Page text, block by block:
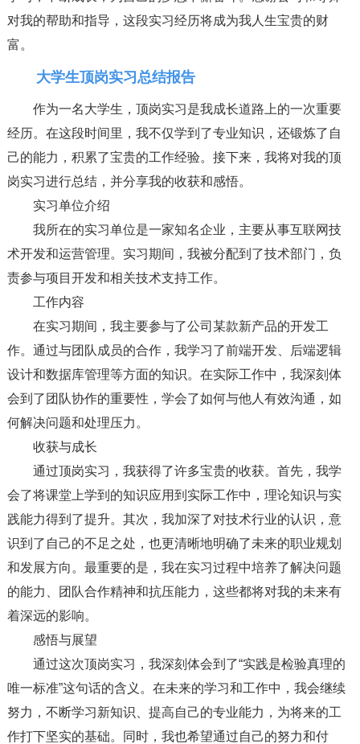
对我的帮助和指导，这段实习经历将成为我人生宝贵的财
富。
大学生顶岗实习总结报告
作为一名大学生，顶岗实习是我成长道路上的一次重要
经历。在这段时间里，我不仅学到了专业知识，还锻炼了自
己的能力，积累了宝贵的工作经验。接下来，我将对我的顶
岗实习进行总结，并分享我的收获和感悟。
实习单位介绍
我所在的实习单位是一家知名企业，主要从事互联网技
术开发和运营管理。实习期间，我被分配到了技术部门，负
责参与项目开发和相关技术支持工作。
工作内容
在实习期间，我主要参与了公司某款新产品的开发工
作。通过与团队成员的合作，我学习了前端开发、后端逻辑
设计和数据库管理等方面的知识。在实际工作中，我深刻体
会到了团队协作的重要性，学会了如何与他人有效沟通，如
何解决问题和处理压力。
收获与成长
通过顶岗实习，我获得了许多宝贵的收获。首先，我学
会了将课堂上学到的知识应用到实际工作中，理论知识与实
践能力得到了提升。其次，我加深了对技术行业的认识，意
识到了自己的不足之处，也更清晰地明确了未来的职业规划
和发展方向。最重要的是，我在实习过程中培养了解决问题
的能力、团队合作精神和抗压能力，这些都将对我的未来有
着深远的影响。
感悟与展望
通过这次顶岗实习，我深刻体会到了“实践是检验真理的
唯一标准”这句话的含义。在未来的学习和工作中，我会继续
努力，不断学习新知识、提高自己的专业能力，为将来的工
作打下坚实的基础。同时，我也希望通过自己的努力和付